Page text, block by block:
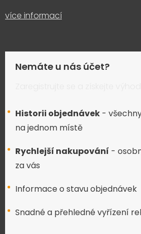
více informací
Nemáte u nás účet?
Historii objednávek -
na jednom místě
Rychlejší nakupování -
za vás
Informace o stavu objednávek
Snadné a přehledné vyřízení